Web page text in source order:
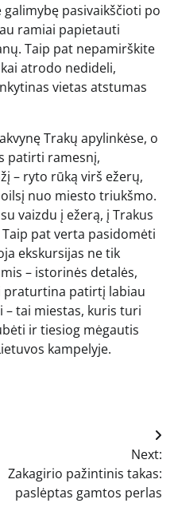
pasivaikščioti po
ramiai papietauti
Taip pat nepamirškite
atrodo nedideli,
vietas atstumas
Trakų apylinkėse, o
patirti ramesnį,
– ryto rūką virš ežerų,
nuo miesto triukšmo.
vaizdu į ežerą, į Trakus
pat verta pasidomėti
ekskursijas ne tik
– istorinės detalės,
praturtina patirtį labiau
– tai miestas, kuris turi
ir tiesiog mėgautis
kampelyje.
Next:
Zakagirio pažintinis takas:
paslėptas gamtos perlas